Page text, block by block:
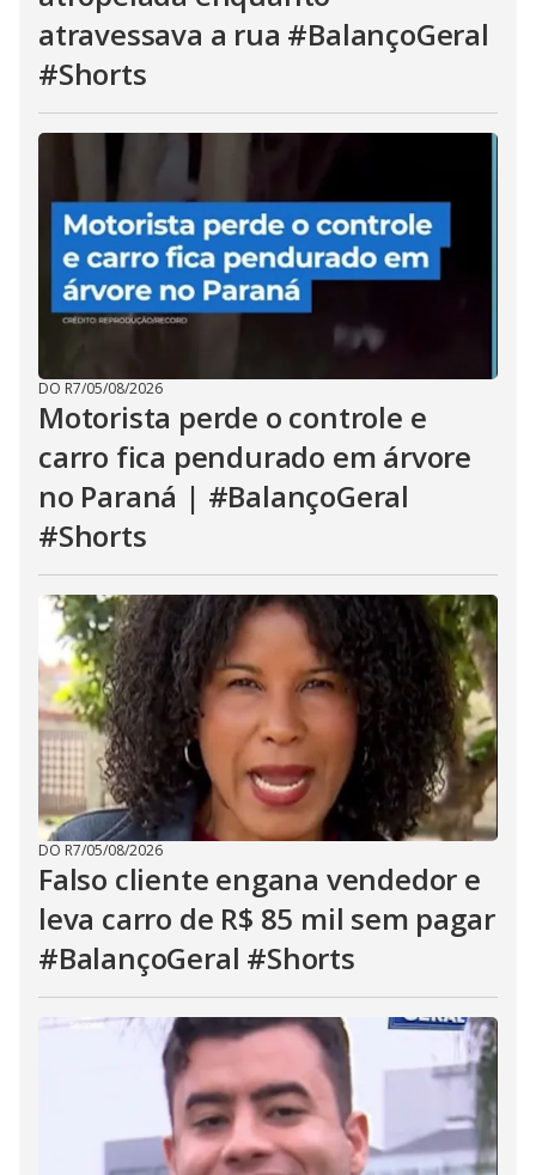
atravessava a rua #BalançoGeral
#Shorts
DO R7/05/08/2026
Motorista perde o controle e
carro fica pendurado em árvore
no Paraná | #BalançoGeral
#Shorts
DO R7/05/08/2026
Falso cliente engana vendedor e
leva carro de R$ 85 mil sem pagar
#BalançoGeral #Shorts